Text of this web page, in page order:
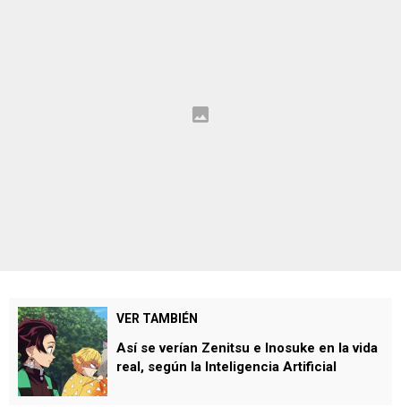
VER TAMBIÉN
Así se verían Zenitsu e Inosuke en la vida
real, según la Inteligencia Artificial